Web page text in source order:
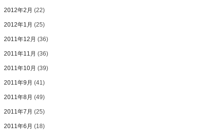
2012年2月 (22)
2012年1月 (25)
2011年12月 (36)
2011年11月 (36)
2011年10月 (39)
2011年9月 (41)
2011年8月 (49)
2011年7月 (25)
2011年6月 (18)